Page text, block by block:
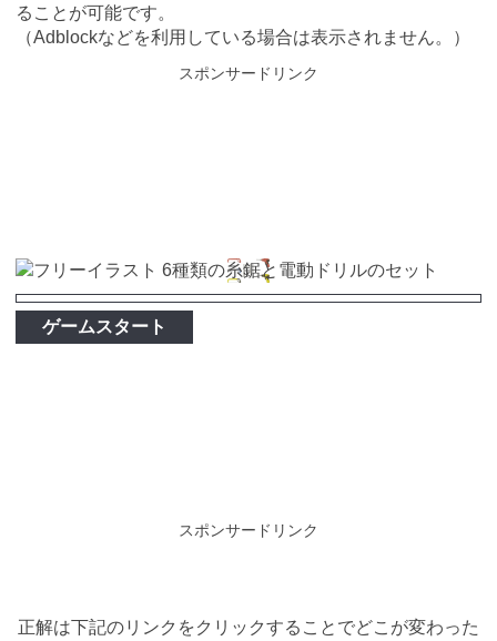
ることが可能です。
（Adblockなどを利用している場合は表示されません。）
スポンサードリンク
ゲームスタート
スポンサードリンク
正解は下記のリンクをクリックすることでどこが変わった